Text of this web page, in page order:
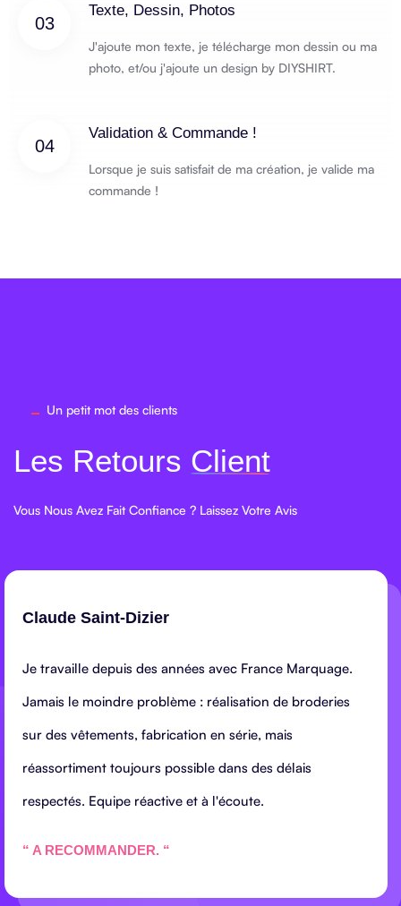
03
Texte, Dessin, Photos
J'ajoute mon texte, je télécharge mon dessin ou ma
photo, et/ou j'ajoute un design by DIYSHIRT.
04
Validation & Commande !
Lorsque je suis satisfait de ma création, je valide ma
commande !
Un petit mot des clients
Les Retours Client
Vous Nous Avez Fait Confiance ? Laissez Votre Avis
Claude Saint-Dizier
Je travaille depuis des années avec France Marquage.
Jamais le moindre problème : réalisation de broderies
sur des vêtements, fabrication en série, mais
réassortiment toujours possible dans des délais
respectés. Equipe réactive et à l'écoute.
“ A RECOMMANDER. “